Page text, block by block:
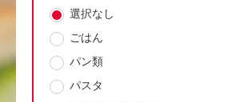
選択なし
ごはん
パン類
パスタ